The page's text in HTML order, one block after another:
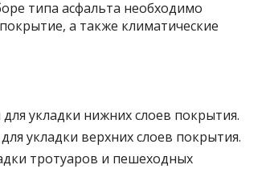
типа асфальта необходимо
а также климатические
для укладки нижних слоев покрытия.
для укладки верхних слоев покрытия.
тротуаров и пешеходных